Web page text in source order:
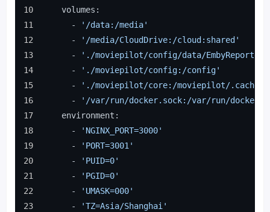
    volumes:
      -
'/data:/media'
      -
'/media/CloudDrive:/cloud:shared'
      -
'./moviepilot/config/data/
      -
'./moviepilot/config:/config'
      -
'./moviepilot/core:/moviepilot/.cache/
      -
'/var/run/docker.sock:/var/run/
    environment:
      -
'NGINX_PORT=3000'
      -
'PORT=3001'
      -
'PUID=0'
      -
'PGID=0'
      -
'UMASK=000'
      -
'TZ=Asia/Shanghai'